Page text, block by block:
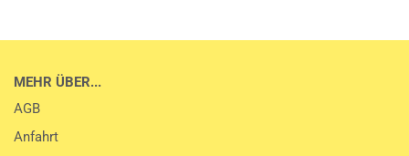
MEHR ÜBER...
AGB
Anfahrt